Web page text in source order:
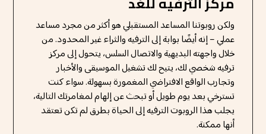
ولكن روبوتنا المساعد المستقبلي هو أكثر من مجرد مساعد
عملي – إنه أيضًا بوابة إلى الترفيه والثراء غير المحدود. من
خلال واجهته البديهية والاتصال السلس، يتحول إلى مركز
ترفيه شخصي لك، يتيح لك تشغيل الموسيقى والأخبار
وتجارب الواقع الافتراضي المغمورة بسهولة. سواء كنت
تسترخي بعد يوم طويل أو تبحث عن إلهام لمغامرتك التالية،
يجلب هذا الروبوت الترفيه إلى الحياة بطرق لم تكن تعتقد
أنها ممكنة.